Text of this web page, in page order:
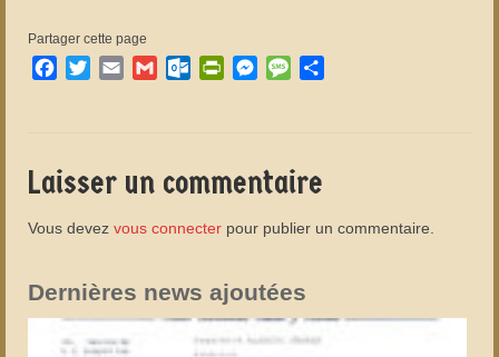
Partager cette page
Facebook
TwitterEmail GmailOutlook.com
PrintFriendly
Messenger
Message
Laisser un commentaire
Vous devez vous connecter pour publier un commentaire.
Dernières news ajoutées